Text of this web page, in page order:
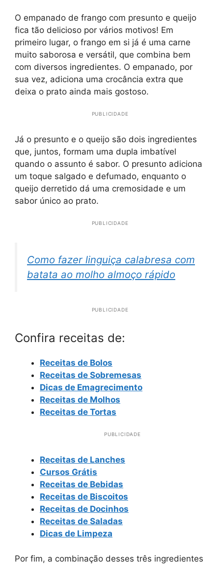
O empanado de frango com presunto e queijo
fica tão delicioso por vários motivos! Em
primeiro lugar, o frango em si já é uma carne
muito saborosa e versátil, que combina bem
com diversos ingredientes. O empanado, por
sua vez, adiciona uma crocância extra que
deixa o prato ainda mais gostoso.
PUBLICIDADE
Já o presunto e o queijo são dois ingredientes
que, juntos, formam uma dupla imbatível
quando o assunto é sabor. O presunto adiciona
um toque salgado e defumado, enquanto o
queijo derretido dá uma cremosidade e um
sabor único ao prato.
PUBLICIDADE
Como fazer linguiça calabresa com
batata ao molho almoço rápido
PUBLICIDADE
Confira receitas de:
Receitas de Bolos
Receitas de Sobremesas
Dicas de Emagrecimento
Receitas de Molhos
Receitas de Tortas
PUBLICIDADE
Receitas de Lanches
Cursos Grátis
Receitas de Bebidas
Receitas de Biscoitos
Receitas de Docinhos
Receitas de Saladas
Dicas de Limpeza
Por fim, a combinação desses três ingredientes